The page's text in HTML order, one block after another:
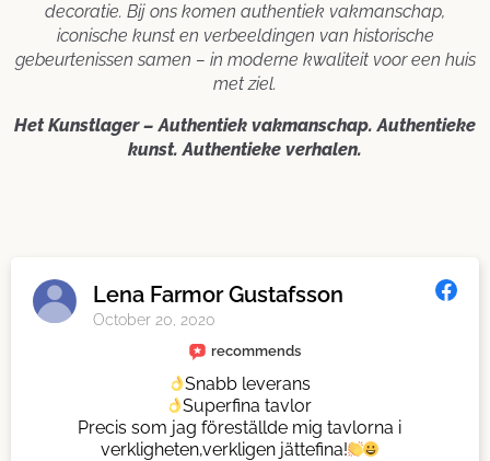
decoratie. Bij ons komen authentiek vakmanschap,
iconische kunst en verbeeldingen van historische
gebeurtenissen samen – in moderne kwaliteit voor een huis
met ziel.
Het Kunstlager – Authentiek vakmanschap. Authentieke
kunst. Authentieke verhalen.
Lena Farmor Gustafsson
October 20, 2020
recommends
Snabb leverans
Superfina tavlor
Precis som jag föreställde mig tavlorna i
verkligheten,verkligen jättefina!